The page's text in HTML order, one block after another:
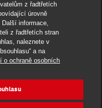
oznamovatele
z řadtřetích
úrovně
Další informace,
z řadtřetích stran
naleznete v
a na
o ochraně osobních